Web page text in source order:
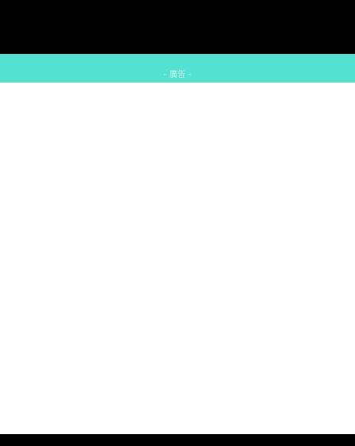
- 廣告 -